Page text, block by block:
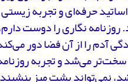
حرفه‌ای و تجربه زیستی
نگاری را دوست
آدم را از آن فضا دور
سخت‌تر می‌شد و تجربه
نمی‌تواند پشت میز